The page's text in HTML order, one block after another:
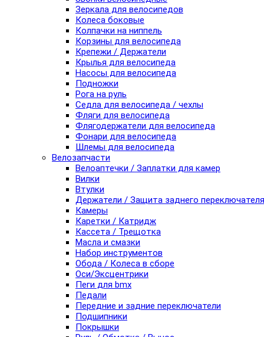
Зеркала для велосипедов
Колеса боковые
Колпачки на ниппель
Корзины для велосипеда
Крепежи / Держатели
Крылья для велосипеда
Насосы для велосипеда
Подножки
Рога на руль
Седла для велосипеда / чехлы
Фляги для велосипеда
Флягодержатели для велосипеда
Фонари для велосипеда
Шлемы для велосипеда
Велозапчасти
Велоаптечки / Заплатки для камер
Вилки
Втулки
Держатели / Защита заднего переключателя
Камеры
Каретки / Катридж
Кассета / Трещотка
Масла и смазки
Набор инструментов
Обода / Колеса в сборе
Оси/Эксцентрики
Пеги для bmx
Педали
Передние и задние переключатели
Подшипники
Покрышки